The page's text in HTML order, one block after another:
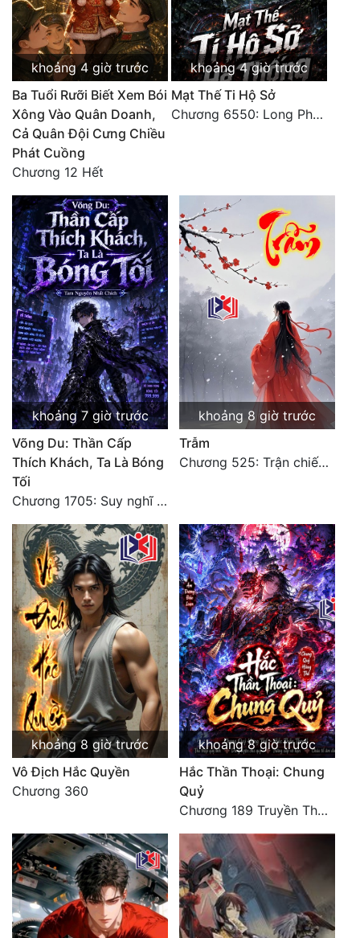
khoảng 4 giờ trước
Ba Tuổi Rưỡi Biết Xem Bói
Xông Vào Quân Doanh,
Cả Quân Đội Cưng Chiều
Phát Cuồng
Chương 12 Hết
khoảng 4 giờ trước
Mạt Thế Ti Hộ Sở
Chương 6550: Long Phượng Thần Trận
khoảng 7 giờ trước
Võng Du: Thần Cấp
Thích Khách, Ta Là Bóng
Tối
Chương 1705: Suy nghĩ sinh tồn của Vô Danh Tuyết!
khoảng 8 giờ trước
Trẫm
Chương 525: Trận chiến tấn công phòng thủ Macao (2)
khoảng 8 giờ trước
Vô Địch Hắc Quyền
Chương 360
khoảng 8 giờ trước
Hắc Thần Thoại: Chung
Quỷ
Chương 189 Truyền Thừa Võ Gia